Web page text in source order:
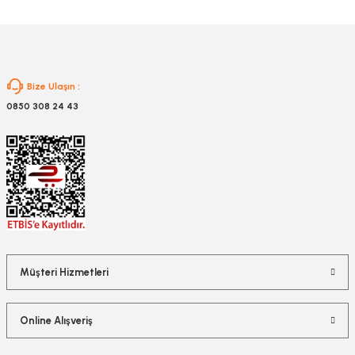
Bize Ulaşın :
0850 308 24 43
Müşteri Hizmetleri
Online Alışveriş